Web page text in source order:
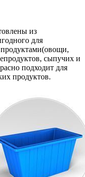
из
для
сыпучих и
подходит для
продуктов.